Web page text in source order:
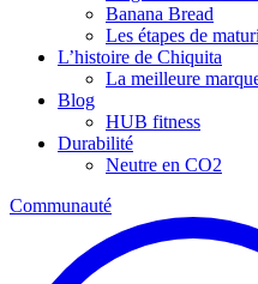
Banana Bread
Les étapes de
L’histoire de Chiquita
La meilleure
Blog
HUB fitness
Durabilité
Neutre en CO2
Communauté